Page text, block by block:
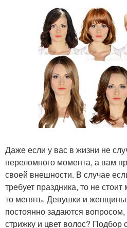
Даже если у вас в жизни не
переломного момента, а вам
своей внешности. В случае
требует праздника, то не
то менять. Девушки и женщины
постоянно задаются
стрижку и цвет волос? Подбор